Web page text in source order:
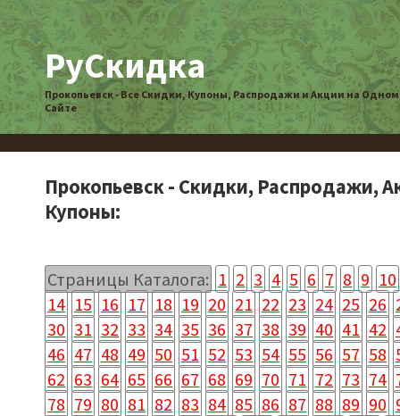
РуСкидка
Прокопьевск - Все Скидки, Купоны, Распродажи и Акции на Одном
Сайте
Прокопьевск - Скидки, Распродажи,
Купоны:
Страницы Каталога: 1 2 3 4 5 6 7 8 9 10
14 15 16 17 18 19 20 21 22 23 24 25 26
30 31 32 33 34 35 36 37 38 39 40 41 42
46 47 48 49 50 51 52 53 54 55 56 57 58
62 63 64 65 66 67 68 69 70 71 72 73 74
78 79 80 81 82 83 84 85 86 87 88 89 90